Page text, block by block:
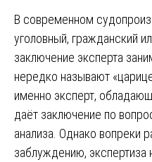
В современном
уголовный, гражданский
заключение эксперта
нередко называют
именно эксперт,
даёт заключение по
анализа. Однако вопреки
заблуждению, экспертиза